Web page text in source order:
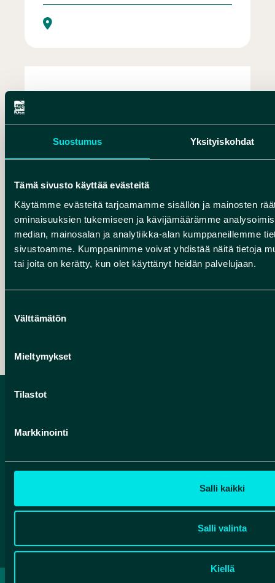
Suostumus Yksityiskohdat
Tämä sivusto käyttää evästeitä
Käytämme evästeitä tarjoamamme sisällön ja mainosten
ominaisuuksien tukemiseen ja kävijämäärämme
median, mainosalan ja analytiikka-alan kumppaneillemme
sivustoamme. Kumppanimme voivat yhdistää näitä tietoja
tai joita on kerätty, kun olet käyttänyt heidän palvelujaan.
valinta
Välttämätön
Mieltymykset
Tilastot
Markkinointi
Salli kaikki
Salli valinta
Kiellä
Liukulumikenkäilyä Rokualla
Lumikenkäily Rokuan kansallispuistossa
Facebook
Instagram
YouTube